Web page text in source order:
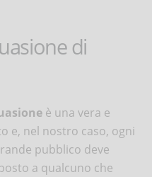
di
è una vera e
e, nel nostro caso, ogni
pubblico deve
a qualcuno che